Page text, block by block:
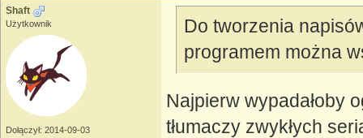
Shaft
Użytkownik
Dołączył: 2014-09-03
Do tworzenia
programem można
Najpierw wypadałoby
tłumaczy zwykłych